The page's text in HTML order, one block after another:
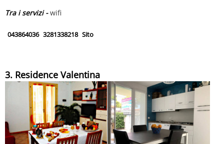
Tra i servizi -wifi
043864036 3281338218 Sito
3. Residence Valentina